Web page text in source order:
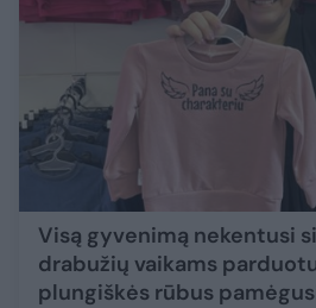
Visą gyvenimą nekentusi
drabužių vaikams
plungiškės rūbus